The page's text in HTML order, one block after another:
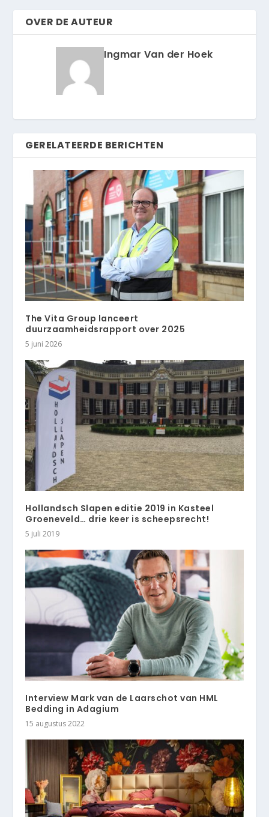
OVER DE AUTEUR
Ingmar Van der Hoek
GERELATEERDE BERICHTEN
The Vita Group lanceert
duurzaamheidsrapport over 2025
5 juni 2026
Hollandsch Slapen editie 2019 in Kasteel
Groeneveld… drie keer is scheepsrecht!
5 juli 2019
Interview Mark van de Laarschot van HML
Bedding in Adagium
15 augustus 2022